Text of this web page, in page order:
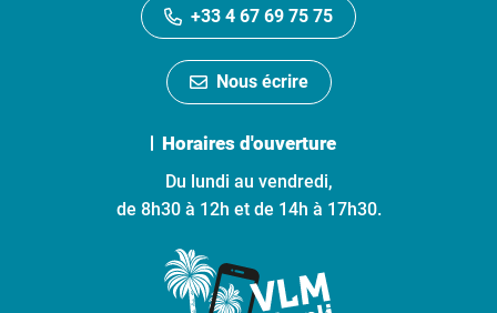
+33 4 67 69 75 75
Nous écrire
Horaires d'ouverture
Du lundi au vendredi,
de 8h30 à 12h et de 14h à 17h30.